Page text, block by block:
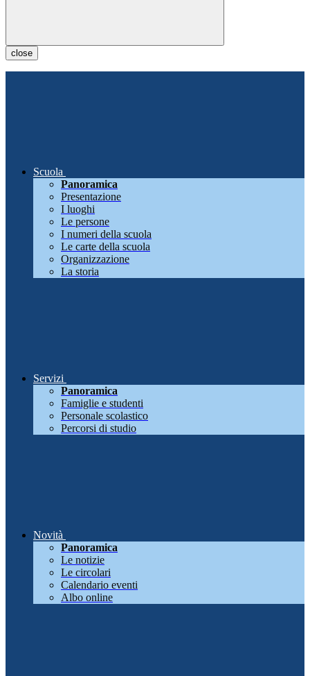
close
Scuola
Panoramica
Presentazione
I luoghi
Le persone
I numeri della scuola
Le carte della scuola
Organizzazione
La storia
Servizi
Panoramica
Famiglie e studenti
Personale scolastico
Percorsi di studio
Novità
Panoramica
Le notizie
Le circolari
Calendario eventi
Albo online